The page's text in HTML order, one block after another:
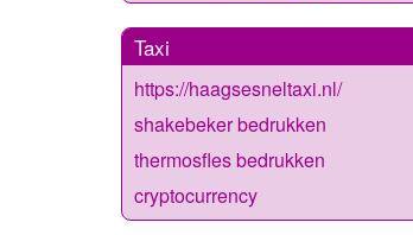
Taxi
https://haagsesneltaxi.nl/
shakebeker bedrukken
thermosfles bedrukken
cryptocurrency